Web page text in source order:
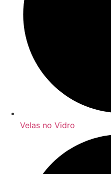
Velas no Vidro